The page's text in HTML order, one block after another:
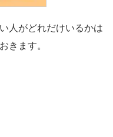
人がどれだけいるかは
きます。